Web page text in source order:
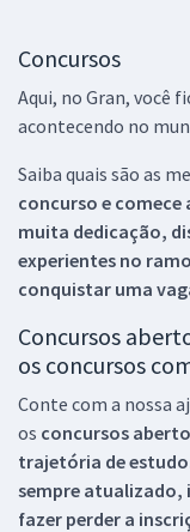
Concursos
Aqui, no Gran, você
acontecendo no
Saiba quais são as
concurso e comece
muita dedicação,
experientes no
conquistar uma
Concursos
os concursos
Conte com a nossa
os concursos
trajetória de
sempre atualizado,
fazer perder a